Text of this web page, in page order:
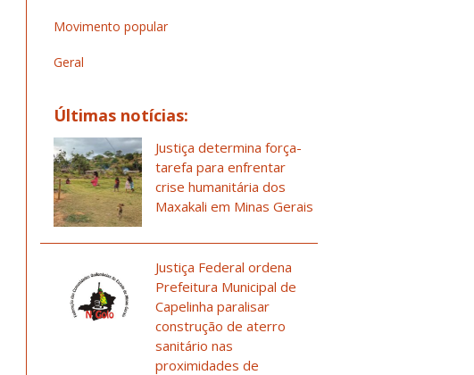
Movimento popular
Geral
Últimas notícias:
Justiça determina força-
tarefa para enfrentar
crise humanitária dos
Maxakali em Minas Gerais
Justiça Federal ordena
Prefeitura Municipal de
Capelinha paralisar
construção de aterro
sanitário nas
proximidades de